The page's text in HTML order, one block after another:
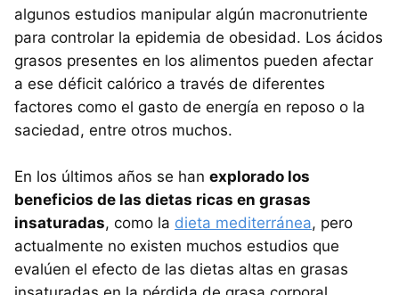
algunos estudios manipular algún macronutriente
para controlar la epidemia de obesidad. Los ácidos
grasos presentes en los alimentos pueden afectar
a ese déficit calórico a través de diferentes
factores como el gasto de energía en reposo o la
saciedad, entre otros muchos.
En los últimos años se han explorado los
beneficios de las dietas ricas en grasas
insaturadas, como la dieta mediterránea, pero
actualmente no existen muchos estudios que
evalúen el efecto de las dietas altas en grasas